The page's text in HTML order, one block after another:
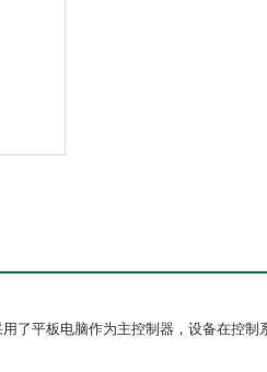
了平板电脑作为主控制器，设备在控